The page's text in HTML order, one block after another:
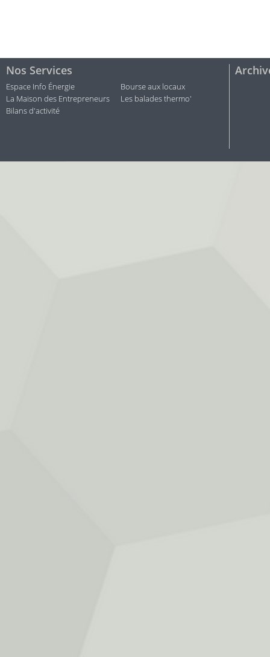
Nos Services
Espace Info Énergie
Bourse aux locaux
La Maison des Entrepreneurs
Les balades thermo'
Bilans d'activité